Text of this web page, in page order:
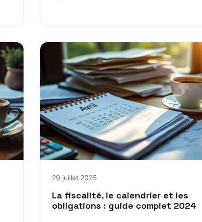
29 juillet 2025
La fiscalité, le calendrier et les
obligations : guide complet 2024